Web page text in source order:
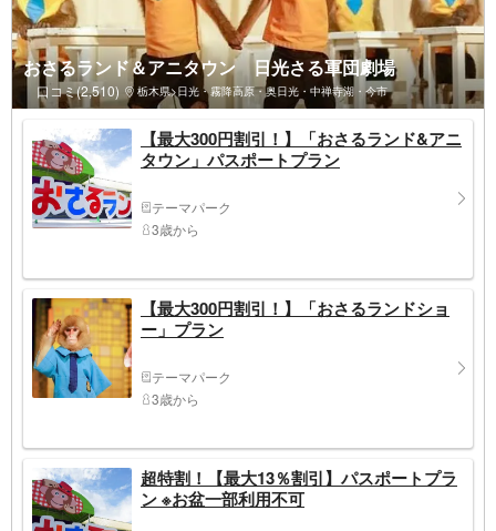
おさるランド＆アニタウン 日光さる軍団劇場
口コミ(2,510) 栃木県>日光・霧降高原・奥日光・中禅寺湖・今市
【最大300円割引！】「おさるランド&アニ
タウン」パスポートプラン
テーマパーク
3歳から
【最大300円割引！】「おさるランドショ
ー」プラン
テーマパーク
3歳から
超特割！【最大13％割引】パスポートプラ
ン ※お盆一部利用不可